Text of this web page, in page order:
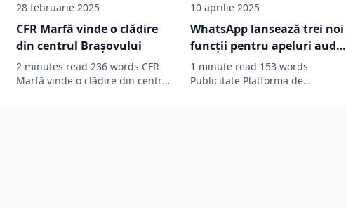
28 februarie 2025
CFR Marfă vinde o clădire
din centrul Brașovului
2 minutes read 236 words CFR
Marfă vinde o clădire din centrul
10 aprilie 2025
WhatsApp lansează trei noi
funcții pentru apeluri audio
și video
1 minute read 153 words
Publicitate Platforma de
de Meta, introduce trei…